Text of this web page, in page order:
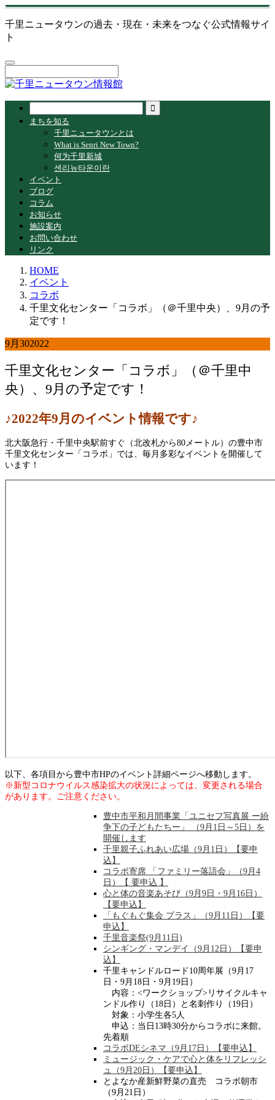
千里ニュータウンの過去・現在・未来をつなぐ公式情報サイ
ト
まちを知る
千里ニュータウンとは
What is Senri New Town?
何为千里新城
센리뉴타운이란
イベント
ブログ
コラム
お知らせ
施設案内
お問い合わせ
リンク
HOME
イベント
コラボ
千里文化センター「コラボ」（＠千里中央）、9月の予
定です！
9月 302022
千里文化センター「コラボ」（＠千里中
央）、9月の予定です！
♪2022年9 月 のイベント情報です♪
北大阪急行・千里中央駅前すぐ（北改札から80メートル）の豊中市
千里文化センター「コラボ」では、毎月多彩なイベントを開催して
います！
以下、各項目から豊中市HPのイベント詳細ページへ移動します。
※新型コロナウイルス感染拡大の状況によっては、変更される場合
があります。ご注意ください。
豊中市平和月間事業「ユニセフ写真展 ー紛
争下の子どもたちー」 （9月1日～5日）を
開催します
千里親子ふれあい広場（9月1日）【要申
込】
コラボ寄席 「ファミリー落語会」（9月4
日）【 要申込 】
心と体の音楽あそび（9月9日・9月16日）
【要申込】
「もぐもぐ集会 プラス」（9月11日）【要
申込】
千里音楽祭(9月11日)
シンギング・マンデイ（9月12日）【要申
込】
千里キャンドルロード10周年展（9月17
日・9月18日・9月19日）
内容：<ワークショップ>リサイクルキャ
ンドル作り（18日）と名刺作り（19日）
対象：小学生各5人
申込：当日13時30分からコラボに来館。
先着順
コラボDEシネマ（9月17日）【要申込】
ミュージック・ケアで心と体をリフレッシ
ュ（9月20日）【要申込】
とよなか産新鮮野菜の直売 コラボ朝市
（9月21日）